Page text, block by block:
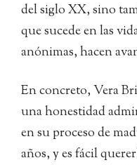
del siglo XX, sino
que sucede en las
anónimas, hacen
En concreto, Vera
una honestidad
en su proceso de
años, y es fácil